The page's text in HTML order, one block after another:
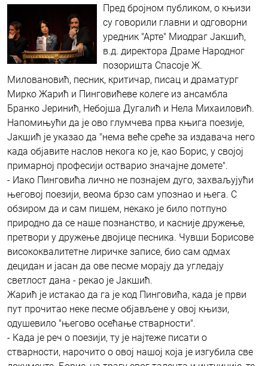
Пред бројном публиком, о књизи
су говорили главни и одговорни
уредник "Арте" Миодраг Јакшић,
в.д. директора Драме Народног
позоришта Спасоје Ж.
Миловановић, песник, критичар, писац и драматург
Мирко Жарић и Пинговићеве колеге из ансамбла
Бранко Јеринић, Небојша Дугалић и Нела Михаиловић.
Напомињући да је ово глумчева прва књига поезије,
Јакшић је указао да "нема веће среће за издавача него
када објавите наслов некога ко је, као Борис, у својој
примарној професији остварио значајне домете".
- Иако Пинговића лично не познајем дуго, захваљујући
његовој поезији, веома брзо сам упознао и њега. С
обзиром да и сам пишем, некако је било потпуно
природно да се наше познанство, и касније дружење,
претвори у дружење двојице песника. Чувши Борисове
висококвалитетне лиричке записе, био сам одмах
децидан и јасан да ове песме морају да угледају
светлост дана - рекао је Јакшић.
Жарић је истакао да га је код Пинговића, када је први
пут прочитао неке песме објављене у овој књизи,
одушевило "његово осећање стварности".
- Када је реч о поезији, ту је најтеже писати о
стварности, нарочито о овој нашој која је изгубила све